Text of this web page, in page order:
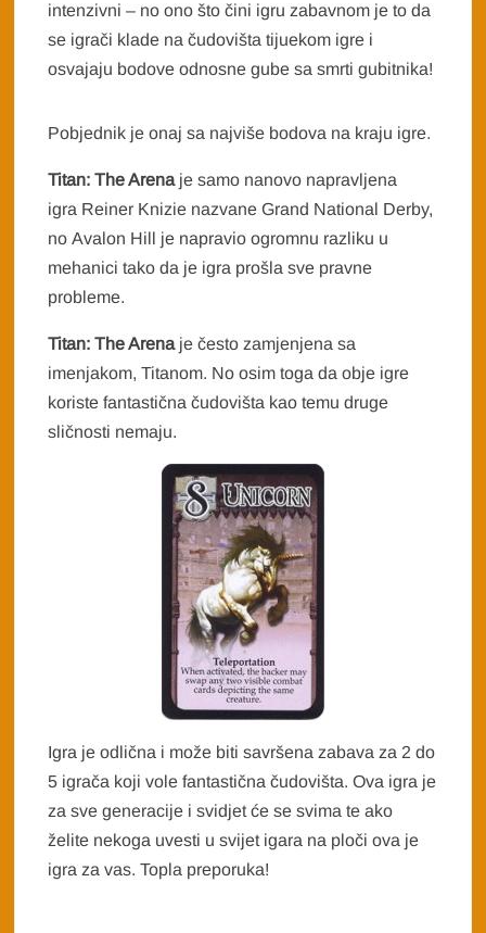
intenzivni – no ono što čini igru zabavnom je to da
se igrači klade na čudovišta tijuekom igre i
osvajaju bodove odnosne gube sa smrti gubitnika!
Pobjednik je onaj sa najviše bodova na kraju igre.
Titan: The Arenaje samo nanovo napravljena
igra Reiner Knizie nazvane Grand National Derby,
no Avalon Hill je napravio ogromnu razliku u
mehanici tako da je igra prošla sve pravne
probleme.
Titan: The Arenaje često zamjenjena sa
imenjakom, Titanom. No osim toga da obje igre
koriste fantastična čudovišta kao temu druge
sličnosti nemaju.
Igra je odlična i može biti savršena zabava za 2 do
5 igrača koji vole fantastična čudovišta. Ova igra je
za sve generacije i svidjet će se svima te ako
želite nekoga uvesti u svijet igara na ploči ova je
igra za vas. Topla preporuka!